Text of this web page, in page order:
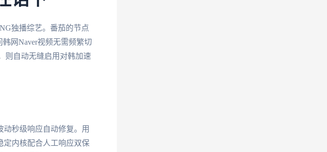
独播综艺。番茄的节点
网Naver视频无需频繁切
则自动无缝启用对韩加速
秒级响应自动修复。用
定内核配合人工响应双保